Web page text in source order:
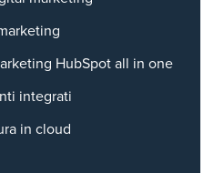
HubSpot all in one
integrati
in cloud